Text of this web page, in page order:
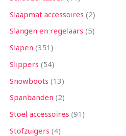
Slaapmat accessoires 2
Slangen en regelaars 5
Slapen 351
Slippers 54
Snowboots 13
Spanbanden 2
Stoel accessoires 91
Stofzuigers 4